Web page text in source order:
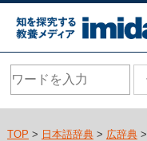
TOP > 日本語辞典> 広辞典>